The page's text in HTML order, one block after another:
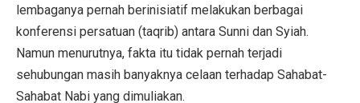
lembaganya pernah berinisiatif melakukan berbagai
konferensi persatuan (taqrib) antara Sunni dan Syiah.
Namun menurutnya, fakta itu tidak pernah terjadi
sehubungan masih banyaknya celaan terhadap Sahabat-
Sahabat Nabi yang dimuliakan.